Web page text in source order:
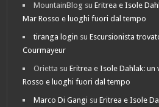
MountainBlog suEritrea e Isole
Mar Rosso e luoghi fuori dal tempo
tiranga login suEscursionista
Courmayeur
Orietta suEritrea e Isole Dahlak:
Rosso e luoghi fuori dal tempo
Marco Di Gangi suEritrea e Isole